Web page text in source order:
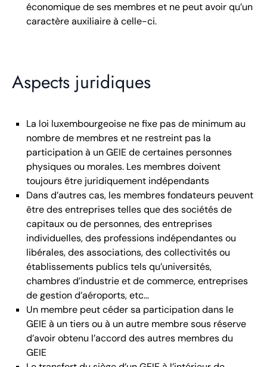
économique de ses membres et ne peut avoir qu’un
caractère auxiliaire à celle-ci.
Aspects juridiques
La loi luxembourgeoise ne fixe pas de minimum au
nombre de membres et ne restreint pas la
participation à un GEIE de certaines personnes
physiques ou morales. Les membres doivent
toujours être juridiquement indépendants
Dans d’autres cas, les membres fondateurs peuvent
être des entreprises telles que des sociétés de
capitaux ou de personnes, des entreprises
individuelles, des professions indépendantes ou
libérales, des associations, des collectivités ou
établissements publics tels qu’universités,
chambres d’industrie et de commerce, entreprises
de gestion d’aéroports, etc…
Un membre peut céder sa participation dans le
GEIE à un tiers ou à un autre membre sous réserve
d’avoir obtenu l’accord des autres membres du
GEIE